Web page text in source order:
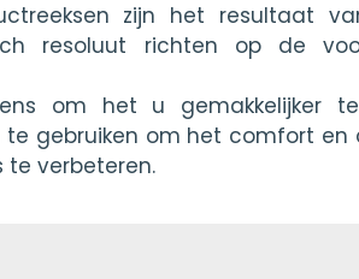
zijn het resultaat
resoluut richten op de
om het u gemakkelijker
gebruiken om het comfort en
te verbeteren.